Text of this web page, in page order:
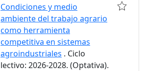
Condiciones y medio
ambiente del trabajo agrario
como herramienta
competitiva en sistemas
agroindustriales . Ciclo
lectivo: 2026-2028. (Optativa).